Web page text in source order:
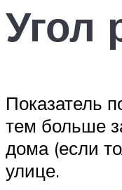
Угол
Показатель
тем больше
дома (если
улице.